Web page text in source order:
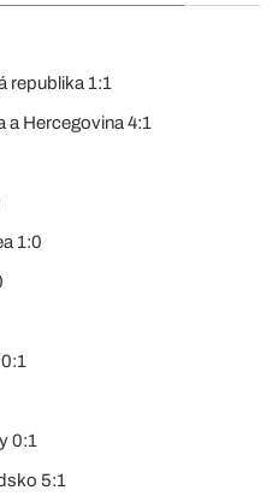
republika 1:1
a Hercegovina 4:1
1:0
0:1
5:1